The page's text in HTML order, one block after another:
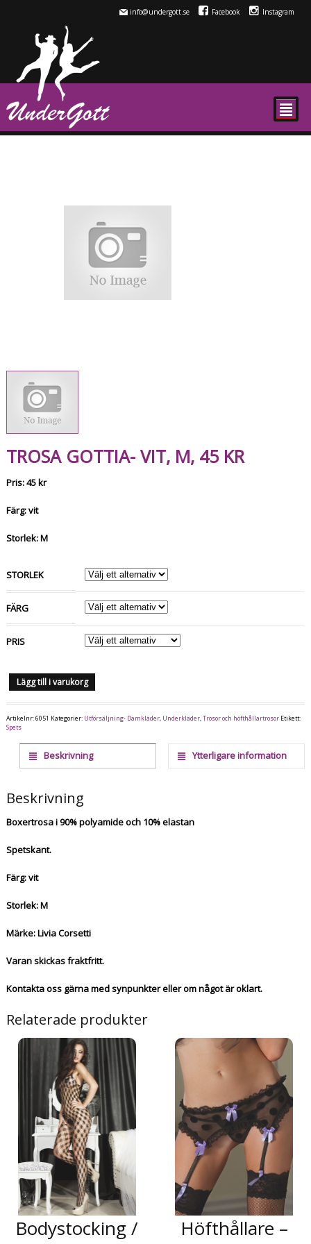
info@undergott.se Facebook Instagram
²
TROSA GOTTIA- VIT, M, 45 KR
Pris: 45 kr
Färg: vit
Storlek: M
STORLEK
FÄRG
PRIS
Lägg till i varukorg
Artikelnr:6051 Kategorier: Utförsäljning- Damkläder, Underkläder,Trosor och höfthållartrosor Etikett:
Spets
Beskrivning Ytterligare information
Beskrivning
Boxertrosa i 90% polyamide och 10% elastan
Spetskant.
Färg: vit
Storlek: M
Märke: Livia Corsetti
Varan skickas fraktfritt.
Kontakta oss gärna med synpunkter eller om något är oklart.
Relaterade produkter
Bodystocking /
Höfthållare –